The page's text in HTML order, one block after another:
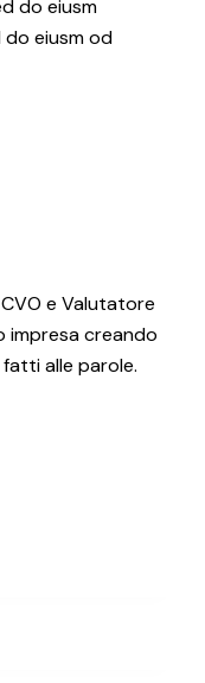
do eiusm
eiusm od
e Valutatore
impresa creando
alle parole.